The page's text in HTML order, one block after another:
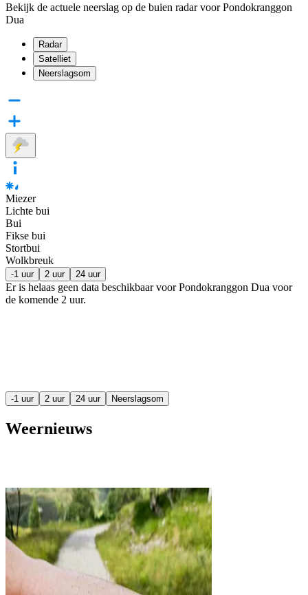
Bekijk de actuele neerslag op de buien radar voor Pondokranggon
Dua
Radar
Satelliet
Neerslagsom
Miezer
Lichte bui
Bui
Fikse bui
Stortbui
Wolkbreuk
-1 uur 2 uur 24 uur
Er is helaas geen data beschikbaar voor Pondokranggon Dua voor
de komende 2 uur.
-1 uur 2 uur 24 uur Neerslagsom
Weernieuws